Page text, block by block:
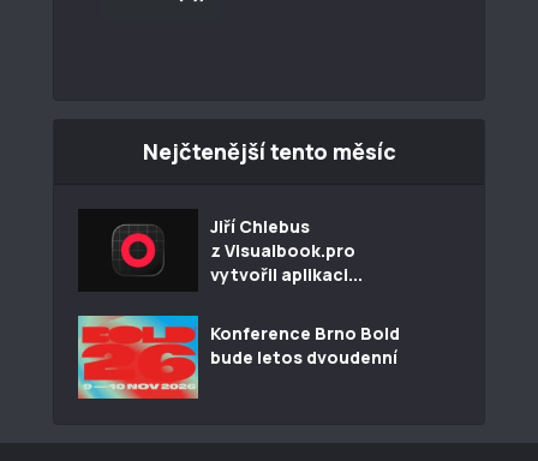
Nejčtenější tento měsíc
Jiří Chlebus
z Visualbook.pro
vytvořil aplikaci...
Konference Brno Bold
bude letos dvoudenní